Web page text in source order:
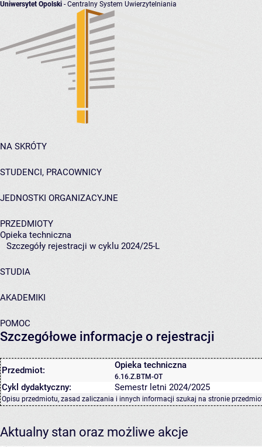
Uniwersytet Opolski - Centralny System Uwierzytelniania
NA SKRÓTY
STUDENCI, PRACOWNICY
JEDNOSTKI ORGANIZACYJNE
PRZEDMIOTY
Opieka techniczna
Szczegóły rejestracji w cyklu 2024/25-L
STUDIA
AKADEMIKI
POMOC
Szczegółowe informacje o rejestracji
Przedmiot: Opieka techniczna
6.16.Z.BTM-OT
Cykl dydaktyczny: Semestr letni 2024/2025
Opisu przedmiotu, zasad zaliczania i innych informacji szukaj na stronie
Aktualny stan oraz możliwe akcje